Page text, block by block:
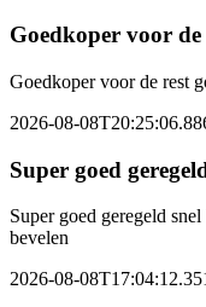
Goedkoper voor de
Goedkoper voor de rest
2026-08-
Super goed
Super goed geregeld
bevelen
2026-08-